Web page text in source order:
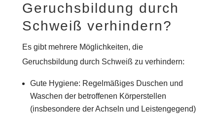
Geruchsbildung durch
Schweiß verhindern?
Es gibt mehrere Möglichkeiten, die
Geruchsbildung durch Schweiß zu verhindern:
Gute Hygiene: Regelmäßiges Duschen und
Waschen der betroffenen Körperstellen
(insbesondere der Achseln und Leistengegend)